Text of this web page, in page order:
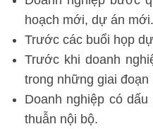
hoạch mới, dự án mới.
Trước các buổi họp
Trước khi doanh
trong những giai đoạn
Doanh nghiệp có
thuẫn nội bộ.